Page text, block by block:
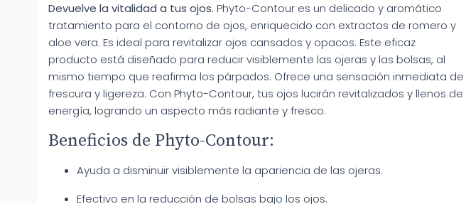
Devuelve la vitalidad a tus ojos. Phyto-Contour es un delicado y aromático
tratamiento para el contorno de ojos, enriquecido con extractos de romero y
aloe vera. Es ideal para revitalizar ojos cansados y opacos. Este eficaz
producto está diseñado para reducir visiblemente las ojeras y las bolsas, al
mismo tiempo que reafirma los párpados. Ofrece una sensación inmediata de
frescura y ligereza. Con Phyto-Contour, tus ojos lucirán revitalizados y llenos de
energía, logrando un aspecto más radiante y fresco.
Beneficios de Phyto-Contour:
Ayuda a disminuir visiblemente la apariencia de las ojeras.
Efectivo en la reducción de bolsas bajo los ojos.